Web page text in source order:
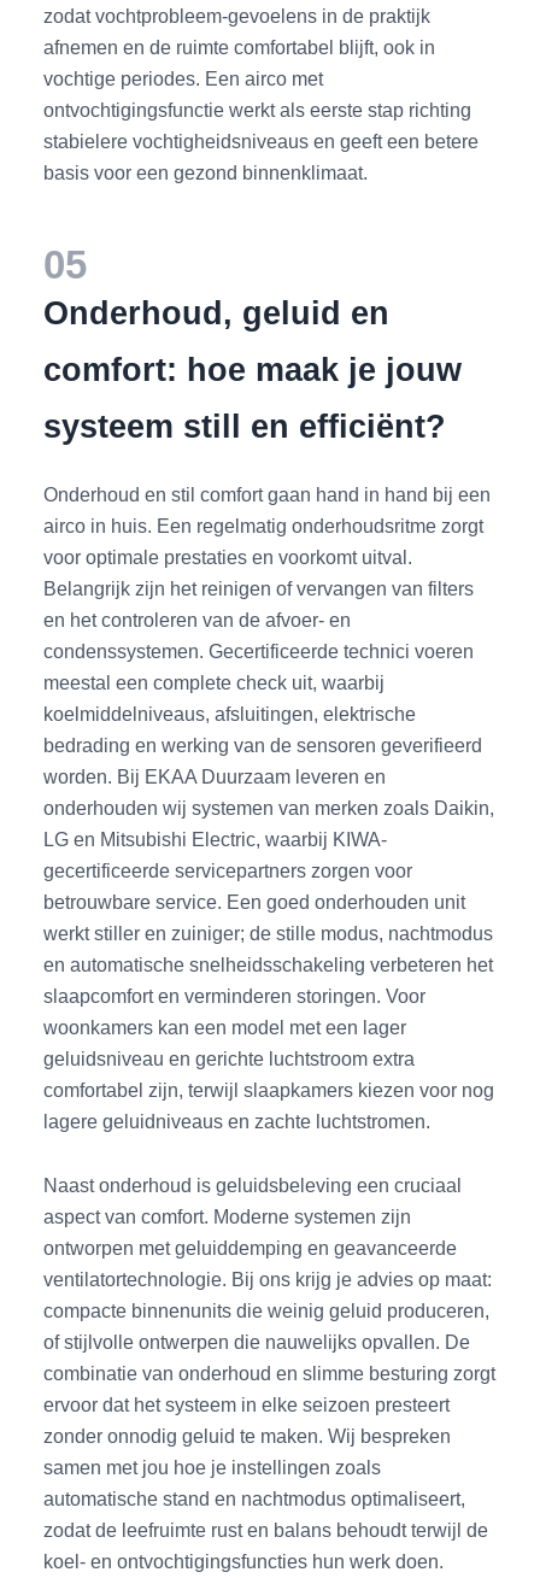
zodat vochtprobleem-gevoelens in de praktijk
afnemen en de ruimte comfortabel blijft, ook in
vochtige periodes. Een airco met
ontvochtigingsfunctie werkt als eerste stap richting
stabielere vochtigheidsniveaus en geeft een betere
basis voor een gezond binnenklimaat.
05
Onderhoud, geluid en
comfort: hoe maak je jouw
systeem still en efficiënt?
Onderhoud en stil comfort gaan hand in hand bij een
airco in huis. Een regelmatig onderhoudsritme zorgt
voor optimale prestaties en voorkomt uitval.
Belangrijk zijn het reinigen of vervangen van filters
en het controleren van de afvoer- en
condenssystemen. Gecertificeerde technici voeren
meestal een complete check uit, waarbij
koelmiddelniveaus, afsluitingen, elektrische
bedrading en werking van de sensoren geverifieerd
worden. Bij EKAA Duurzaam leveren en
onderhouden wij systemen van merken zoals Daikin,
LG en Mitsubishi Electric, waarbij KIWA-
gecertificeerde servicepartners zorgen voor
betrouwbare service. Een goed onderhouden unit
werkt stiller en zuiniger; de stille modus, nachtmodus
en automatische snelheidsschakeling verbeteren het
slaapcomfort en verminderen storingen. Voor
woonkamers kan een model met een lager
geluidsniveau en gerichte luchtstroom extra
comfortabel zijn, terwijl slaapkamers kiezen voor nog
lagere geluidniveaus en zachte luchtstromen.
Naast onderhoud is geluidsbeleving een cruciaal
aspect van comfort. Moderne systemen zijn
ontworpen met geluiddemping en geavanceerde
ventilatortechnologie. Bij ons krijg je advies op maat:
compacte binnenunits die weinig geluid produceren,
of stijlvolle ontwerpen die nauwelijks opvallen. De
combinatie van onderhoud en slimme besturing zorgt
ervoor dat het systeem in elke seizoen presteert
zonder onnodig geluid te maken. Wij bespreken
samen met jou hoe je instellingen zoals
automatische stand en nachtmodus optimaliseert,
zodat de leefruimte rust en balans behoudt terwijl de
koel- en ontvochtigingsfuncties hun werk doen.